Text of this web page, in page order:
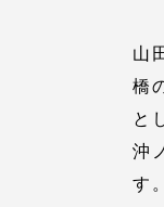
山
橋
と
沖
す